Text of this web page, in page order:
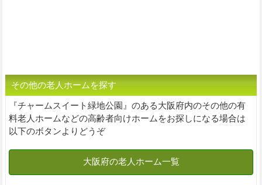
その他の老人ホームを探す
『チャームスイート緑地公園』のある大阪府内のその他の有
料老人ホームなどの高齢者向けホームをお探しになる場合は
以下のボタンよりどうぞ